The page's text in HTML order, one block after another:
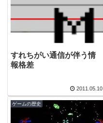
すれちがい通信が伴う情
報格差
2011.05.10
ゲームの歴史